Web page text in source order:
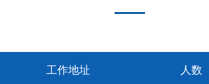
工作地址 人数